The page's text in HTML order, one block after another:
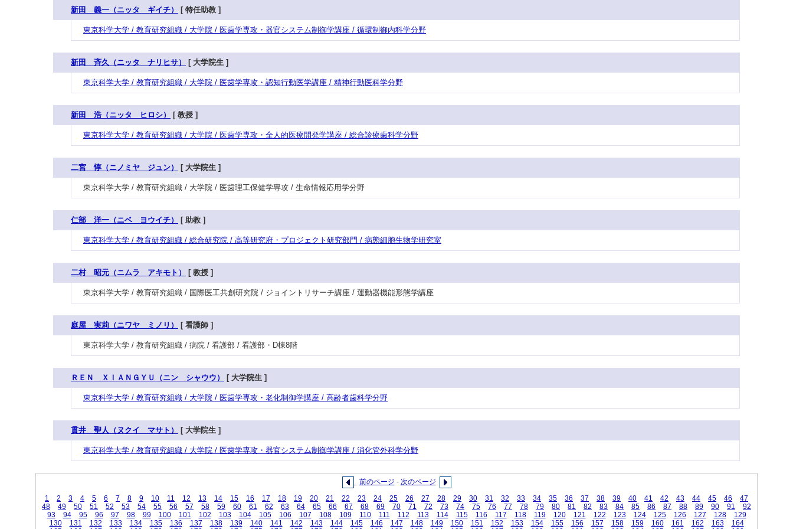
新田 義一（ニッタ ギイチ） [ 特任助教 ]
東京科学大学 / 教育研究組織 / 大学院 / 医歯学専攻・器官システム制御学講座 / 循環制御内科学分野
新田 斉久（ニッタ ナリヒサ） [ 大学院生 ]
東京科学大学 / 教育研究組織 / 大学院 / 医歯学専攻・認知行動医学講座 / 精神行動医科学分野
新田 浩（ニッタ ヒロシ） [ 教授 ]
東京科学大学 / 教育研究組織 / 大学院 / 医歯学専攻・全人的医療開発学講座 / 総合診療歯科学分野
二宮 惇（ニノミヤ ジュン） [ 大学院生 ]
東京科学大学 / 教育研究組織 / 大学院 / 医歯理工保健学専攻 / 生命情報応用学分野
仁部 洋一（ニベ ヨウイチ） [ 助教 ]
東京科学大学 / 教育研究組織 / 総合研究院 / 高等研究府・プロジェクト研究部門 / 病態細胞生物学研究室
二村 昭元（ニムラ アキモト） [ 教授 ]
東京科学大学 / 教育研究組織 / 国際医工共創研究院 / ジョイントリサーチ講座 / 運動器機能形態学講座
庭屋 実莉（ニワヤ ミノリ） [ 看護師 ]
東京科学大学 / 教育研究組織 / 病院 / 看護部 / 看護部・D棟8階
ＲＥＮ ＸＩＡＮＧＹＵ（ニン シャウウ） [ 大学院生 ]
東京科学大学 / 教育研究組織 / 大学院 / 医歯学専攻・老化制御学講座 / 高齢者歯科学分野
貫井 聖人（ヌクイ マサト） [ 大学院生 ]
東京科学大学 / 教育研究組織 / 大学院 / 医歯学専攻・器官システム制御学講座 / 消化管外科学分野
前のページ - 次のページ
1
2 3 4 5 6 7 8 9 10 11 12 13 14 15 16 17 18 19 20 21 22 23 24 25 26 27 28 29 30 31 32 33 34 35 36 37 38 39 40 41 42 43 44 45 46
47
48
49 50 51 52 53 54 55 56 57 58 59 60 61 62 63 64 65 66 67 68 69 70 71 72 73 74 75 76 77 78 79 80 81 82 83 84 85 86 87 88 89 90 91
92
93
94 95 96 97 98 99 100 101 102 103 104 105 106 107 108 109 110 111 112 113 114 115 116 117 118 119 120 121 122 123 124 125 126 127 128
129
130
131 132 133 134 135 136 137 138 139 140 141 142 143 144 145 146 147 148 149 150 151 152 153 154 155 156 157 158 159 160 161 162 163
164